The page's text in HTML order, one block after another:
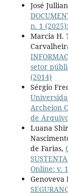
José
n. 1
Marcia H.
setor
(2014)
Sérgio
Archeion
de
Luana
de Farias,
Online: v.
Genoveva